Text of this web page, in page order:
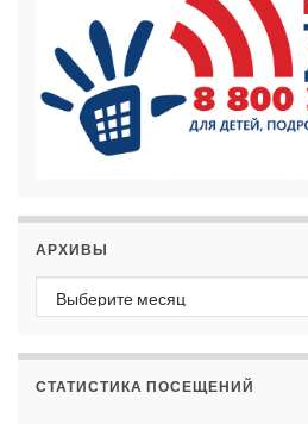
АРХИВЫ
Архивы
СТАТИСТИКА ПОСЕЩЕНИЙ